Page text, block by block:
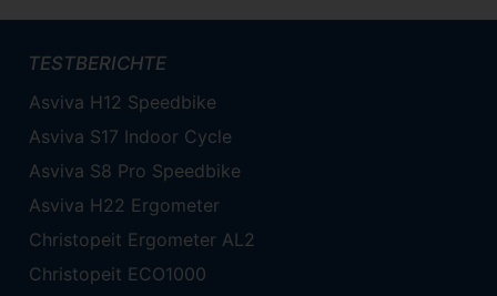
TESTBERICHTE
Asviva H12 Speedbike
Asviva S17 Indoor Cycle
Asviva S8 Pro Speedbike
Asviva H22 Ergometer
Christopeit Ergometer AL2
Christopeit ECO1000